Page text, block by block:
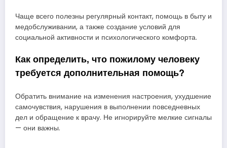
Чаще всего полезны регулярный контакт, помощь в быту и
медобслуживании, а также создание условий для
социальной активности и психологического комфорта.
Как определить, что пожилому человеку
требуется дополнительная помощь?
Обратить внимание на изменения настроения, ухудшение
самочувствия, нарушения в выполнении повседневных
дел и обращение к врачу. Не игнорируйте мелкие сигналы
— они важны.